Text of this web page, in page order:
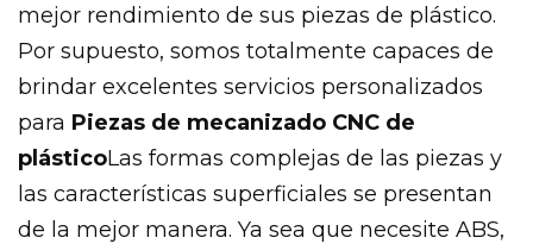
mejor rendimiento de sus piezas de plástico.
Por supuesto, somos totalmente capaces de
brindar excelentes servicios personalizados
para Piezas de mecanizado CNC de
plásticoLas formas complejas de las piezas y
las características superficiales se presentan
de la mejor manera. Ya sea que necesite ABS,